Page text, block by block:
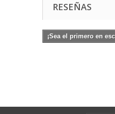
RESEÑAS
¡Sea el primero en